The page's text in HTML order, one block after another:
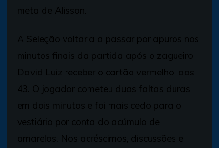
meta de Alisson.
A Seleção voltaria a passar por apuros nos
minutos finais da partida após o zagueiro
David Luiz receber o cartão vermelho, aos
43. O jogador cometeu duas faltas duras
em dois minutos e foi mais cedo para o
vestiário por conta do acúmulo de
amarelos. Nos acréscimos, discussões e